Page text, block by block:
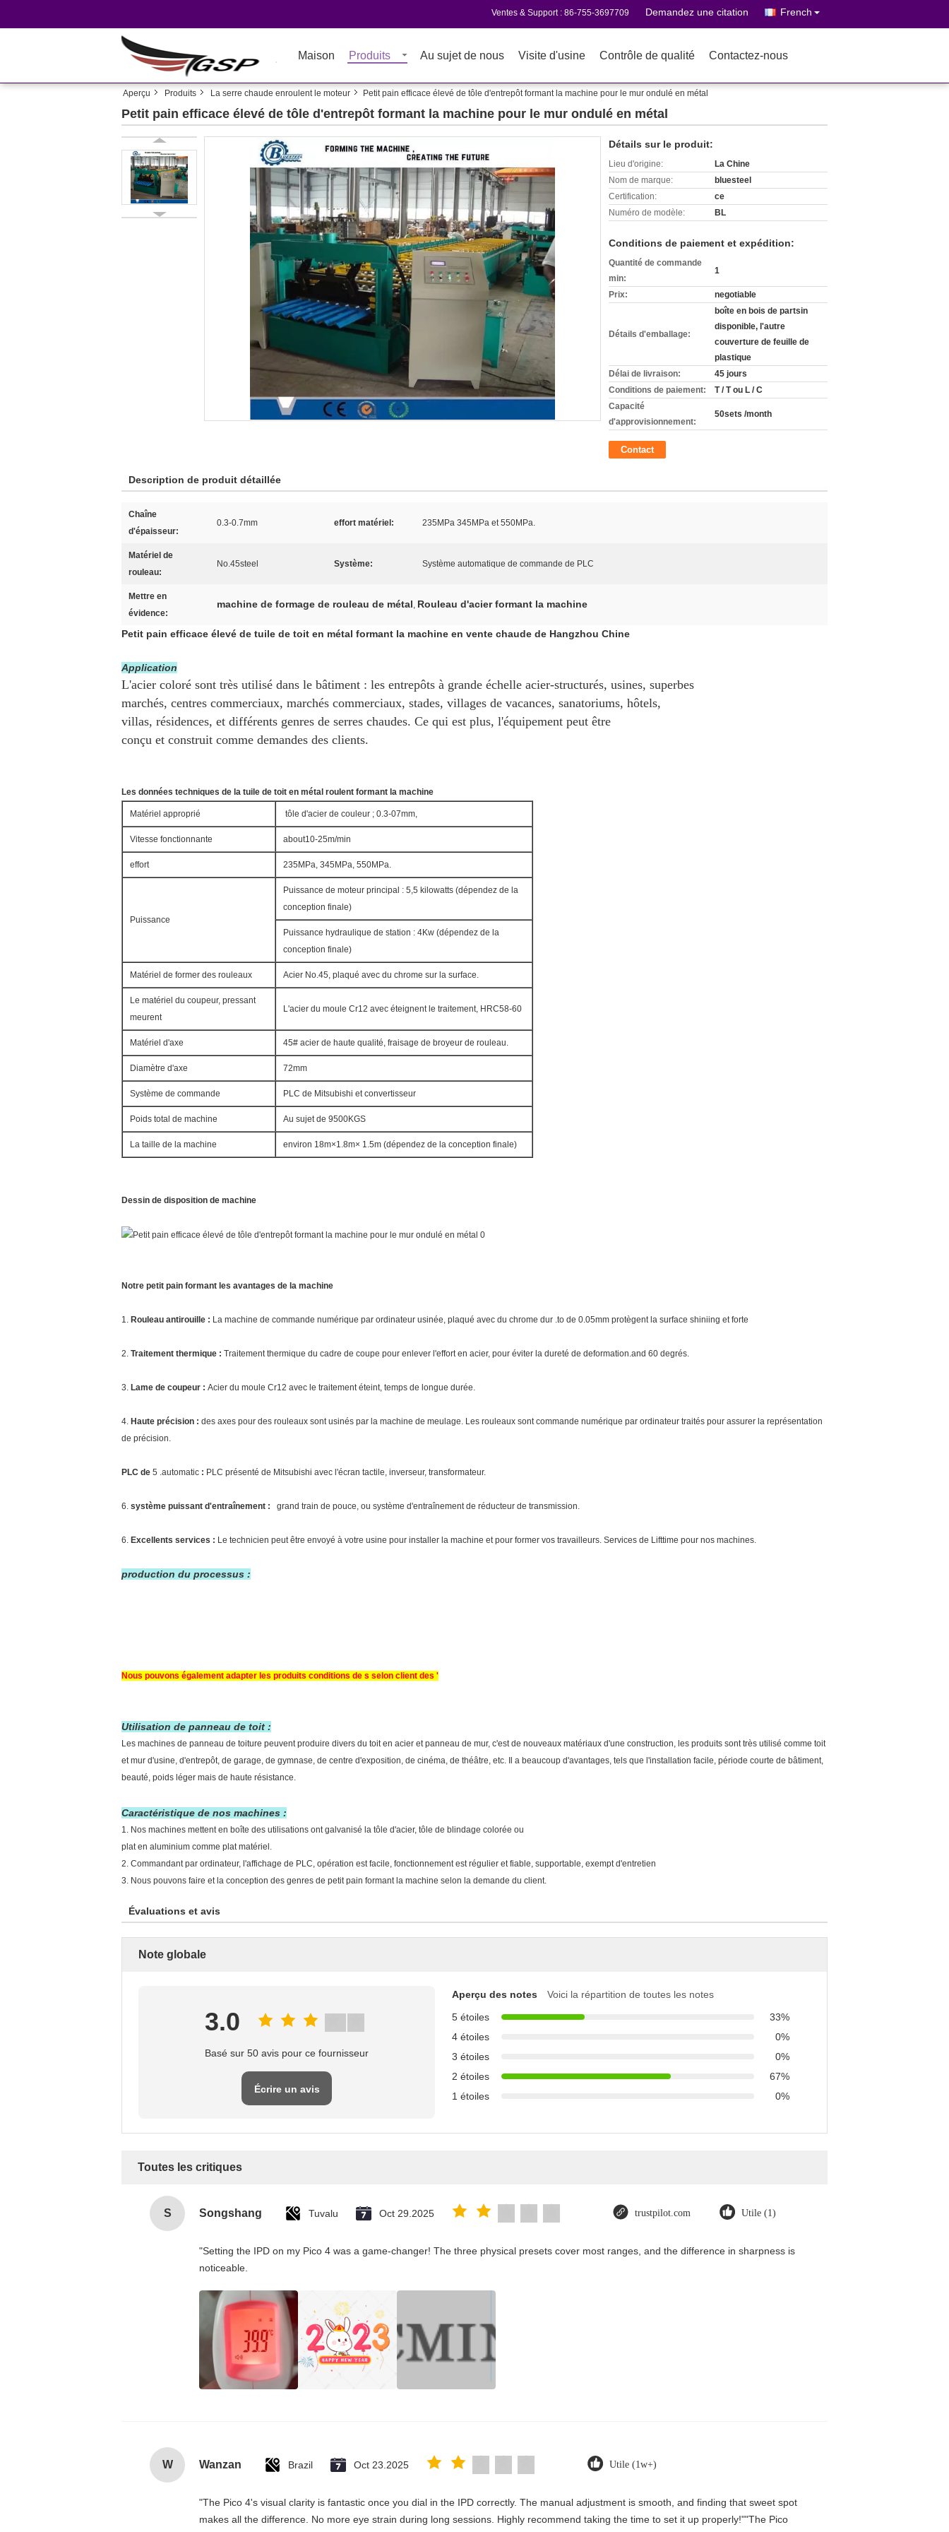
Ventes & Support : 86-755-3697709 Demandez une citation French
Maison Produits Au sujet de nous Visite d'usine Contrôle de qualité Contactez-nous
Aperçu Produits La serre chaude enroulent le moteur Petit pain efficace élevé de tôle d'entrepôt formant la machine pour le mur ondulé en métal
Petit pain efficace élevé de tôle d'entrepôt formant la machine pour le mur ondulé en métal
Détails sur le produit:
Lieu d'origine:
La Chine
Nom de marque:
bluesteel
Certification:
ce
Numéro de modèle:
BL
Conditions de paiement et expédition:
Quantité de commande
min:
1
Prix: negotiable
Détails d'emballage:
boîte en bois de partsin
disponible, l'autre
couverture de feuille de
plastique
Délai de livraison:
45 jours
Conditions de paiement:
T / T ou L / C
Capacité
d'approvisionnement:
50sets /month
Contact
Description de produit détaillée
Chaîne
d'épaisseur:
0.3-0.7mm effort matériel: 235MPa 345MPa et 550MPa.
Matériel de
rouleau:
No.45steel Système: Système automatique de commande de PLC
Mettre en
évidence:
machine de formage de rouleau de métal, Rouleau d'acier formant la machine
Petit pain efficace élevé de tuile de toit en métal formant la machine en vente chaude de Hangzhou Chine
Application
L'acier coloré sont très utilisé dans le bâtiment : les entrepôts à grande échelle acier-structurés, usines, superbes
marchés, centres commerciaux, marchés commerciaux, stades, villages de vacances, sanatoriums, hôtels,
villas, résidences, et différents genres de serres chaudes. Ce qui est plus, l'équipement peut être
conçu et construit comme demandes des clients.
Les données techniques de la tuile de toit en métal roulent formant la machine
Matériel approprié tôle d'acier de couleur ; 0.3-07mm,
Vitesse fonctionnante about10-25m/min
effort 235MPa, 345MPa, 550MPa.
Puissance
Puissance de moteur principal : 5,5 kilowatts (dépendez de la
conception finale)
Puissance hydraulique de station : 4Kw (dépendez de la
conception finale)
Matériel de former des rouleaux Acier No.45, plaqué avec du chrome sur la surface.
Le matériel du coupeur, pressant
meurent
L'acier du moule Cr12 avec éteignent le traitement, HRC58-60
Matériel d'axe 45# acier de haute qualité, fraisage de broyeur de rouleau.
Diamètre d'axe 72mm
Système de commande PLC de Mitsubishi et convertisseur
Poids total de machine Au sujet de 9500KGS
La taille de la machine environ 18m×1.8m× 1.5m (dépendez de la conception finale)
Dessin de disposition de machine
Notre petit pain formant les avantages de la machine
1. Rouleau antirouille : La machine de commande numérique par ordinateur usinée, plaqué avec du chrome dur .to de 0.05mm protègent la surface shiniing et forte
2. Traitement thermique : Traitement thermique du cadre de coupe pour enlever l'effort en acier, pour éviter la dureté de deformation.and 60 degrés.
3. Lame de coupeur : Acier du moule Cr12 avec le traitement éteint, temps de longue durée.
4. Haute précision : des axes pour des rouleaux sont usinés par la machine de meulage. Les rouleaux sont commande numérique par ordinateur traités pour assurer la représentation
de précision.
PLC de 5 .automatic : PLC présenté de Mitsubishi avec l'écran tactile, inverseur, transformateur.
6. système puissant d'entraînement : grand train de pouce, ou système d'entraînement de réducteur de transmission.
6. Excellents services : Le technicien peut être envoyé à votre usine pour installer la machine et pour former vos travailleurs. Services de Lifttime pour nos machines.
production du processus :
Nous pouvons également adapter les produits conditions de s selon client des '
Utilisation de panneau de toit :
Les machines de panneau de toiture peuvent produire divers du toit en acier et panneau de mur, c'est de nouveaux matériaux d'une construction, les produits sont très utilisé comme toit
et mur d'usine, d'entrepôt, de garage, de gymnase, de centre d'exposition, de cinéma, de théâtre, etc. Il a beaucoup d'avantages, tels que l'installation facile, période courte de bâtiment,
beauté, poids léger mais de haute résistance.
Caractéristique de nos machines :
1. Nos machines mettent en boîte des utilisations ont galvanisé la tôle d'acier, tôle de blindage colorée ou
plat en aluminium comme plat matériel.
2. Commandant par ordinateur, l'affichage de PLC, opération est facile, fonctionnement est régulier et fiable, supportable, exempt d'entretien
3. Nous pouvons faire et la conception des genres de petit pain formant la machine selon la demande du client.
Évaluations et avis
Note globale
3.0
Basé sur 50 avis pour ce fournisseur
Écrire un avis
Aperçu des notes
Voici la répartition de toutes les notes
5 étoiles
33%
4 étoiles
0%
3 étoiles
0%
2 étoiles
67%
1 étoiles
0%
Toutes les critiques
S Songshang Tuvalu Oct 29.2025 trustpilot.com Utile (1)
"Setting the IPD on my Pico 4 was a game-changer! The three physical presets cover most ranges, and the difference in sharpness is
noticeable.
W Wanzan Brazil Oct 23.2025 Utile (1w+)
"The Pico 4's visual clarity is fantastic once you dial in the IPD correctly. The manual adjustment is smooth, and finding that sweet spot
makes all the difference. No more eye strain during long sessions. Highly recommend taking the time to set it up properly!""The Pico